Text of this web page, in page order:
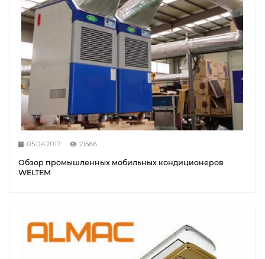
05.04.2017 21566
Обзор промышленных мобильных кондиционеров
WELTEM